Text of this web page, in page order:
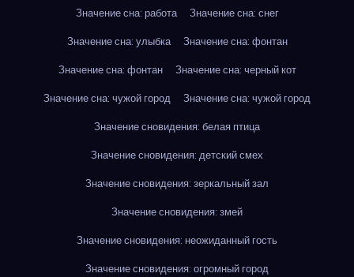
Значение сна: работа
Значение сна: снег
Значение сна: улыбка
Значение сна: фонтан
Значение сна: фонтан
Значение сна: черный кот
Значение сна: чужой город
Значение сна: чужой город
Значение сновидения: белая птица
Значение сновидения: детский смех
Значение сновидения: зеркальный зал
Значение сновидения: змей
Значение сновидения: неожиданный гость
Значение сновидения: огромный город